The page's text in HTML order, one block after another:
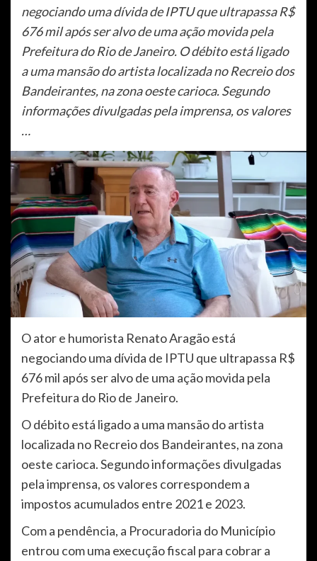
negociando uma dívida de IPTU que ultrapassa R$
676 mil após ser alvo de uma ação movida pela
Prefeitura do Rio de Janeiro. O débito está ligado
a uma mansão do artista localizada no Recreio dos
Bandeirantes, na zona oeste carioca. Segundo
informações divulgadas pela imprensa, os valores
…
O ator e humorista Renato Aragão está
negociando uma dívida de IPTU que ultrapassa R$
676 mil após ser alvo de uma ação movida pela
Prefeitura do Rio de Janeiro.
O débito está ligado a uma mansão do artista
localizada no Recreio dos Bandeirantes, na zona
oeste carioca. Segundo informações divulgadas
pela imprensa, os valores correspondem a
impostos acumulados entre 2021 e 2023.
Com a pendência, a Procuradoria do Município
entrou com uma execução fiscal para cobrar a